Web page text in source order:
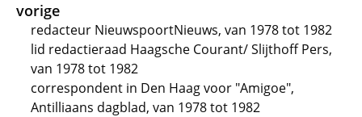
vorige
redacteur NieuwspoortNieuws, van 1978 tot 1982
lid redactieraad Haagsche Courant/ Slijthoff Pers,
van 1978 tot 1982
correspondent in Den Haag voor "Amigoe",
Antilliaans dagblad, van 1978 tot 1982